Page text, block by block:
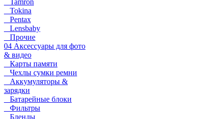
Tamron
Tokina
Pentax
Lensbaby
Прочие
04 Аксессуары для фото
& видео
Карты памяти
Чехлы сумки ремни
Аккумуляторы &
зарядки
Батарейные блоки
Фильтры
Бленды